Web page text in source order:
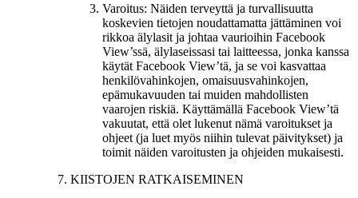
Varoitus: Näiden terveyttä ja turvallisuutta
koskevien tietojen noudattamatta jättäminen voi
rikkoa älylasit ja johtaa vaurioihin Facebook
View’ssä, älylaseissasi tai laitteessa, jonka kanssa
käytät Facebook View’tä, ja se voi kasvattaa
henkilövahinkojen, omaisuusvahinkojen,
epämukavuuden tai muiden mahdollisten
vaarojen riskiä. Käyttämällä Facebook View’tä
vakuutat, että olet lukenut nämä varoitukset ja
ohjeet (ja luet myös niihin tulevat päivitykset) ja
toimit näiden varoitusten ja ohjeiden mukaisesti.
KIISTOJEN RATKAISEMINEN